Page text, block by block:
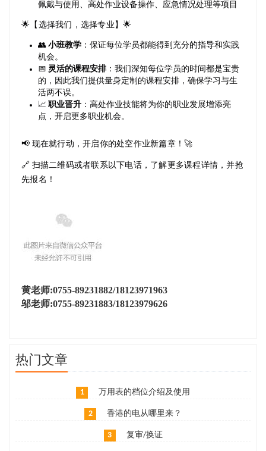
佩戴与使用、高处作业设备操作、应急情况处理等项目
🌟【选择我们，选择专业】🌟
👥 小班教学 ：保证每位学员都能得到充分的指导和实践
机会。
📅 灵活的课程安排：我们深知每位学员的时间都是宝贵
的，因此我们提供量身定制的课程安排，确保学习与生
活两不误。
📈 职业晋升 ： 高处作业技能将为你的职业发展增添亮
点，开启更多职业机会。
📢 现在就行动，开启你的处空作业新篇章！🚀
🔗 扫描二维码或者联系以下电话，了解更多课程详情，并抢
先报名！
黄老师:0755-89231882/18123971963
邬老师:0755-89231883/18123979626
热门文章
1 万用表的档位介绍及使用
2 香港的电从哪里来？
3 复审/换证